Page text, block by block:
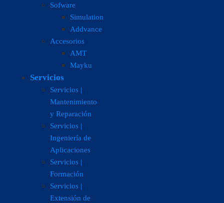
Sofware
Simulation
Addvance
Accesorios
AMT
Mayku
Servicios
Servicios |
Mantenimiento
y Reparación
Servicios |
Ingeniería de
Aplicaciones
Servicios |
Formación
Servicios |
Extensión de